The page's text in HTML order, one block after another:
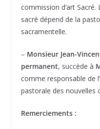
commission d’art
sacré dépend de la
sacramentelle.
– Monsieur Jean-
permanent, succède à
comme responsable de
pastorale des nouvelles
Remerciements :